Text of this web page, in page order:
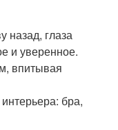
назад, глаза
и уверенное.
впитывая
бра,